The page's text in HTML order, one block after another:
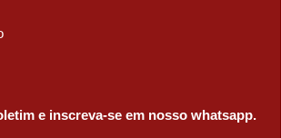
e inscreva-se em nosso whatsapp.